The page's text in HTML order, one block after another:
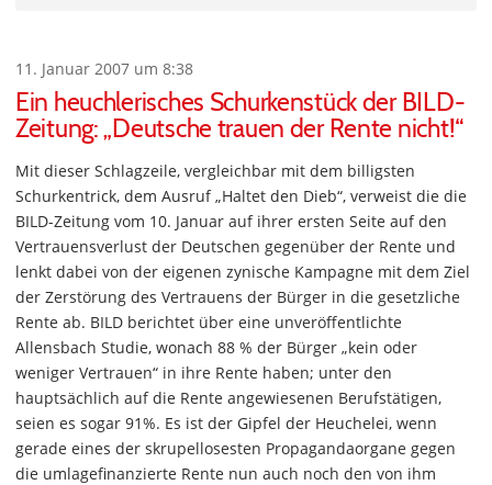
11. Januar 2007 um 8:38
Ein heuchlerisches Schurkenstück der BILD-
Zeitung: „Deutsche trauen der Rente nicht!“
Mit dieser Schlagzeile, vergleichbar mit dem billigsten
Schurkentrick, dem Ausruf „Haltet den Dieb“, verweist die die
BILD-Zeitung vom 10. Januar auf ihrer ersten Seite auf den
Vertrauensverlust der Deutschen gegenüber der Rente und
lenkt dabei von der eigenen zynische Kampagne mit dem Ziel
der Zerstörung des Vertrauens der Bürger in die gesetzliche
Rente ab. BILD berichtet über eine unveröffentlichte
Allensbach Studie, wonach 88 % der Bürger „kein oder
weniger Vertrauen“ in ihre Rente haben; unter den
hauptsächlich auf die Rente angewiesenen Berufstätigen,
seien es sogar 91%. Es ist der Gipfel der Heuchelei, wenn
gerade eines der skrupellosesten Propagandaorgane gegen
die umlagefinanzierte Rente nun auch noch den von ihm